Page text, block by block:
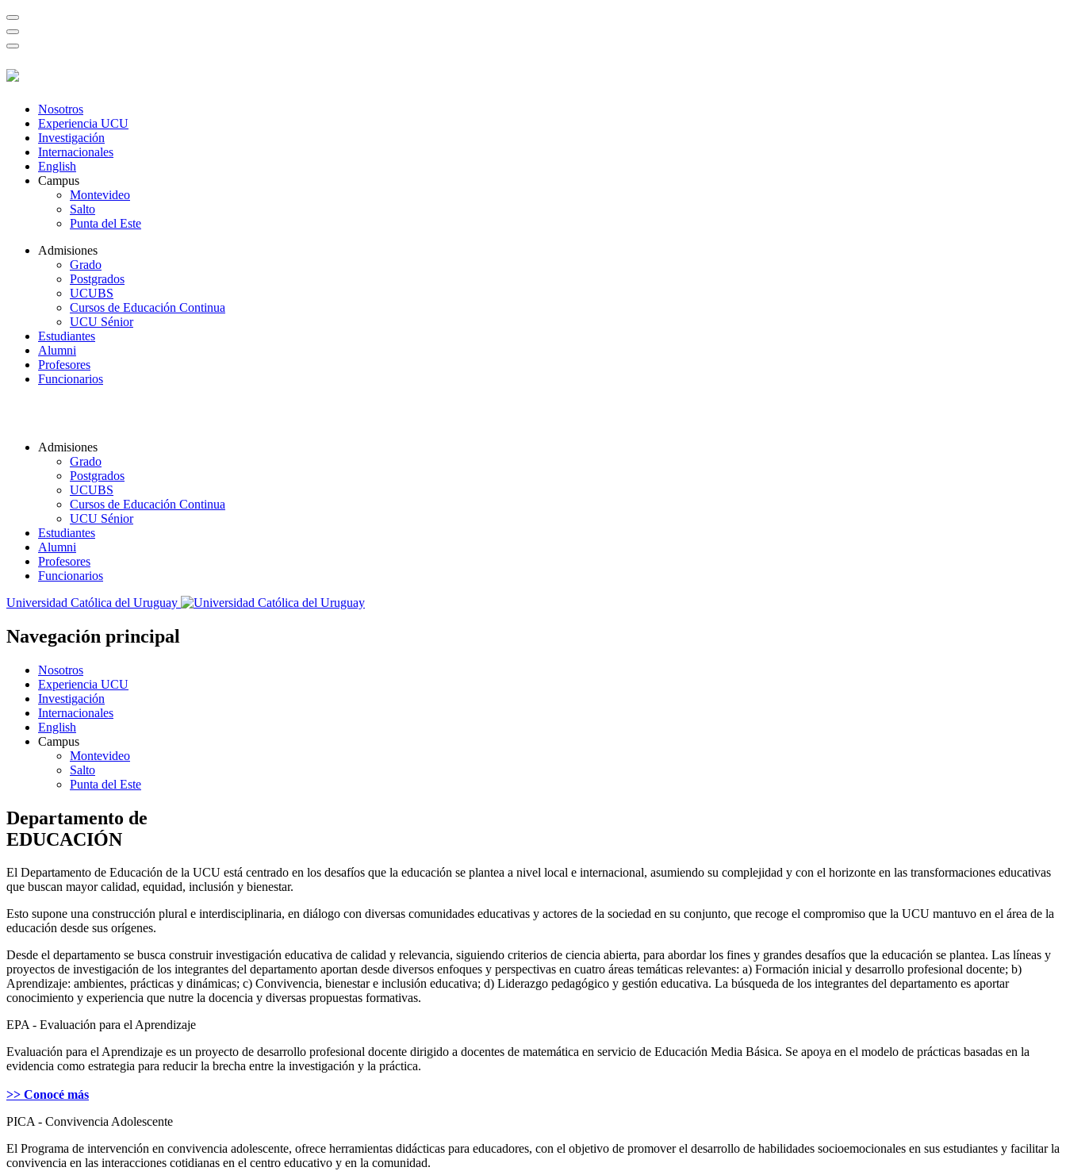
Nosotros
Experiencia UCU
Investigación
Internacionales
English
Campus
Montevideo
Salto
Punta del Este
Admisiones
Grado
Postgrados
UCUBS
Cursos de Educación Continua
UCU Sénior
Estudiantes
Alumni
Profesores
Funcionarios
Admisiones
Grado
Postgrados
UCUBS
Cursos de Educación Continua
UCU Sénior
Estudiantes
Alumni
Profesores
Funcionarios
Universidad Católica del Uruguay
Navegación principal
Nosotros
Experiencia UCU
Investigación
Internacionales
English
Campus
Montevideo
Salto
Punta del Este
Departamento de
EDUCACIÓN
El Departamento de Educación de la UCU está centrado en los desafíos que la educación se plantea a nivel local e internacional, asumiendo su complejidad y con el horizonte en las transformaciones educativas
que buscan mayor calidad, equidad, inclusión y bienestar.
Esto supone una construcción plural e interdisciplinaria, en diálogo con diversas comunidades educativas y actores de la sociedad en su conjunto, que recoge el compromiso que la UCU mantuvo en el área de la
educación desde sus orígenes.
Desde el departamento se busca construir investigación educativa de calidad y relevancia, siguiendo criterios de ciencia abierta, para abordar los fines y grandes desafíos que la educación se plantea. Las líneas y
proyectos de investigación de los integrantes del departamento aportan desde diversos enfoques y perspectivas en cuatro áreas temáticas relevantes: a) Formación inicial y desarrollo profesional docente; b)
Aprendizaje: ambientes, prácticas y dinámicas; c) Convivencia, bienestar e inclusión educativa; d) Liderazgo pedagógico y gestión educativa. La búsqueda de los integrantes del departamento es aportar
conocimiento y experiencia que nutre la docencia y diversas propuestas formativas.
EPA - Evaluación para el Aprendizaje
Evaluación para el Aprendizaje es un proyecto de desarrollo profesional docente dirigido a docentes de matemática en servicio de Educación Media Básica. Se apoya en el modelo de prácticas basadas en la
evidencia como estrategia para reducir la brecha entre la investigación y la práctica.
>> Conocé más
PICA - Convivencia Adolescente
El Programa de intervención en convivencia adolescente, ofrece herramientas didácticas para educadores, con el objetivo de promover el desarrollo de habilidades socioemocionales en sus estudiantes y facilitar la
convivencia en las interacciones cotidianas en el centro educativo y en la comunidad.